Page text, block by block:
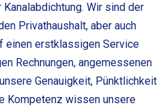
Wir sind der
Privathaushalt, aber auch
einen erstklassigen Service
Rechnungen, angemessenen
Genauigkeit, Pünktlichkeit
Kompetenz wissen unsere